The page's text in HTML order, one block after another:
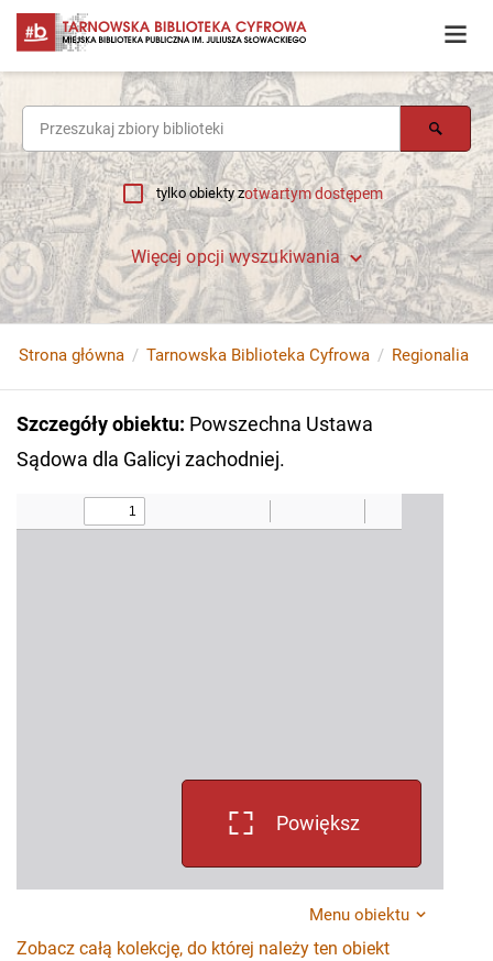
tylko obiekty zotwartym dostępem
Więcej opcji wyszukiwania
Strona główna Tarnowska Biblioteka Cyfrowa Regionalia
Szczegóły obiektu: Powszechna Ustawa
Sądowa dla Galicyi zachodniej.
Powiększ
Menu obiektu
Zobacz całą kolekcję, do której należy ten obiekt